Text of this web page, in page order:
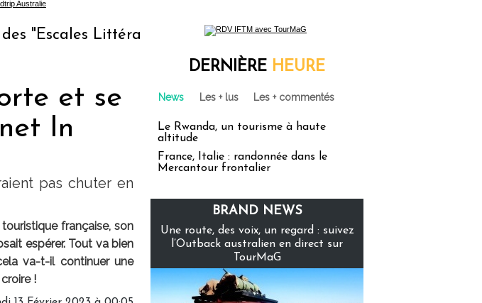
Littéraires", la première librairie du voyage
et se
In
pas chuter en
française, son
espérer. Tout va bien
va-t-il continuer une
!
DERNIÈRE HEURE
News Les + lus Les + commentés
Le Rwanda, un tourisme à haute
altitude
France, Italie : randonnée dans le
Mercantour frontalier
BRAND NEWS
Une route, des voix, un regard : suivez
l’Outback australien en direct sur
TourMaG